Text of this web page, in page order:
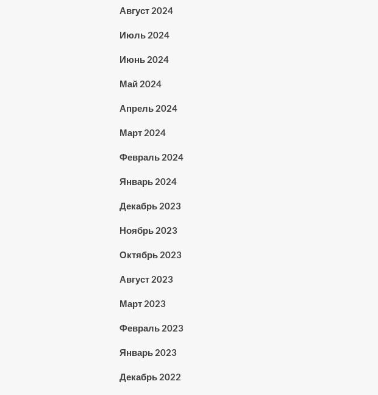
Август 2024
Июль 2024
Июнь 2024
Май 2024
Апрель 2024
Март 2024
Февраль 2024
Январь 2024
Декабрь 2023
Ноябрь 2023
Октябрь 2023
Август 2023
Март 2023
Февраль 2023
Январь 2023
Декабрь 2022